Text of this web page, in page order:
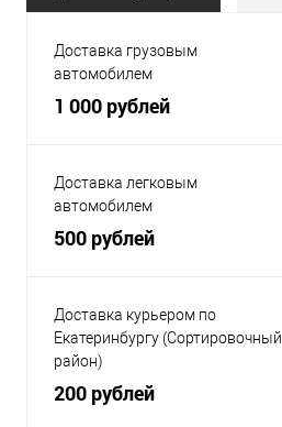
Доставка грузовым
автомобилем
1 000 рублей
Доставка легковым
автомобилем
500 рублей
Доставка курьером по
Екатеринбургу (Сортировочный
район)
200 рублей